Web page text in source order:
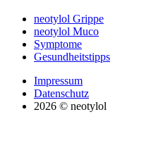
neotylol Grippe
neotylol Muco
Symptome
Gesundheitstipps
Impressum
Datenschutz
2026 © neotylol